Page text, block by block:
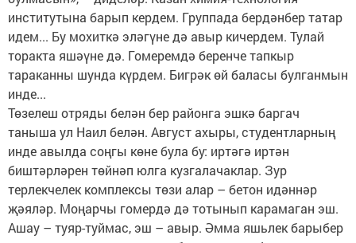
институтына барып кердем. Группада бердәнбер татар
идем... Бу мохиткә эләгүне дә авыр кичердем. Тулай
торакта яшәүне дә. Гомеремдә беренче тапкыр
тараканны шунда күрдем. Бигрәк өй баласы булганмын
инде...
Төзелеш отряды белән бер районга эшкә баргач
таныша ул Наил белән. Август ахыры, студентларның
инде авылда соңгы көне була бу: иртәгә иртән
биштәрләрен төйнәп юлга кузгалачаклар. Зур
терлекчелек комплексы төзи алар – бетон идәннәр
җәяләр. Моңарчы гомердә дә тотынып карамаган эш.
Ашау – туяр-туймас, эш – авыр. Әмма яшьлек барыбер